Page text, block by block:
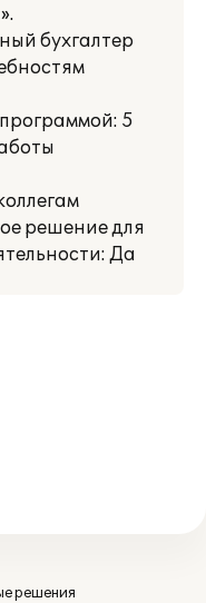
бухгалтер
5
решение для
Да
решения